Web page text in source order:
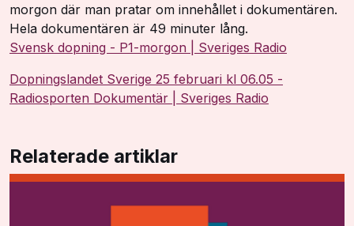
morgon där man pratar om innehållet i dokumentären.
Hela dokumentären är 49 minuter lång.
Svensk dopning - P1-morgon | Sveriges Radio
Dopningslandet Sverige 25 februari kl 06.05 -
Radiosporten Dokumentär | Sveriges Radio
Relaterade artiklar